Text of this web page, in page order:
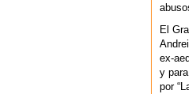
El
ex-
y
por